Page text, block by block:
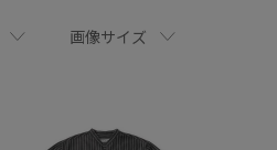
画像サイズ